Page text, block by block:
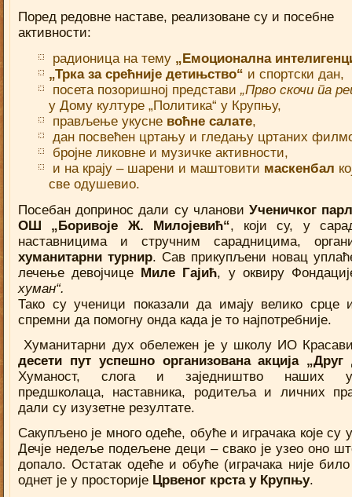
Поред редовне наставе, реализоване су и посебне
активности:
радионица на тему „Емоционална
„Трка за срећније детињство“ и спортски дан,
посета позоришној представи „Прво скочи па
у Дому културе „Политика“ у Крупњу,
прављење укусне воћне салате,
дан посвећен цртању и гледању цртаних
бројне ликовне и музичке активности,
и на крају – шарени и маштовити маскенбал
све одушевио.
Посебан допринос дали су чланови Ученичког
ОШ „Боривоје Ж. Милојевић“, који су, у
наставницима и стручним сарадницима,
хуманитарни турнир. Сав прикупљени новац
лечење девојчице Миле Гајић, у оквиру
хуман“.
Тако су ученици показали да имају велико срце
спремни да помогну онда када је то најпотребније.
Хуманитарни дух обележен је у школу ИО
десети пут успешно организована акција „Друг
Хуманост, слога и заједништво наших
предшколаца, наставника, родитеља и личних
дали су изузетне резултате.
Сакупљено је много одеће, обуће и играчака које су
Дечје недеље подељене деци – свако је узео оно
допало. Остатак одеће и обуће (играчака није
однет је у просторије Црвеног крста у Крупњу.